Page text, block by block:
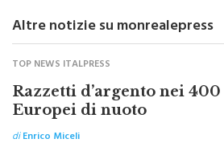
Altre notizie su monrealepress
TOP NEWS ITALPRESS
Razzetti d’argento nei
Europei di nuoto
diEnrico Miceli